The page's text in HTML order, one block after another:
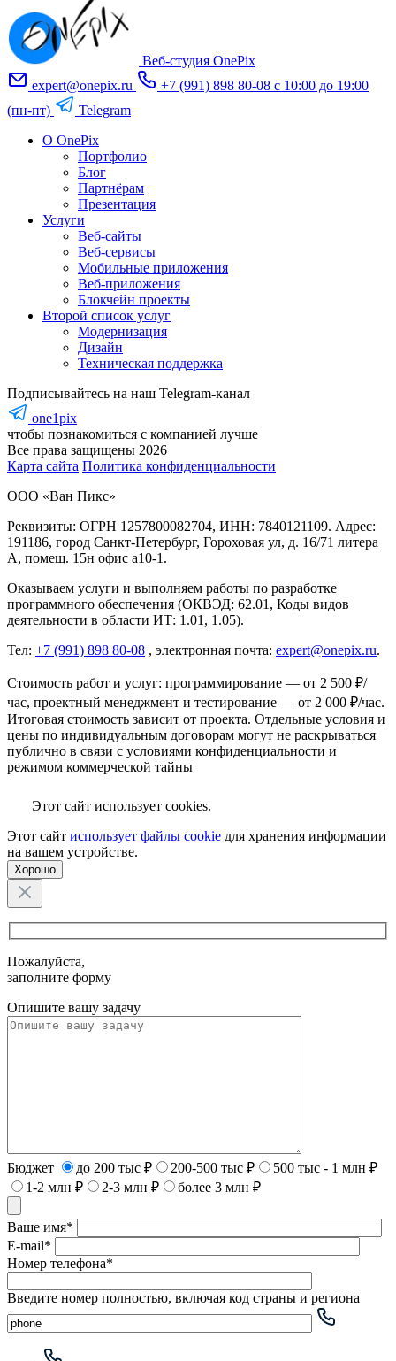
это
поле
пустым.
Веб-студия OnePix
expert@onepix.ru
+7 (991) 898 80-08 с 10:00 до 19:00
(пн-пт)
Telegram
О OnePix
Портфолио
Блог
Партнёрам
Презентация
Услуги
Веб-сайты
Веб-сервисы
Мобильные приложения
Веб-приложения
Блокчейн проекты
Второй список услуг
Модернизация
Дизайн
Техническая поддержка
Подписывайтесь на наш Telegram-канал
one1pix
чтобы познакомиться с компанией лучше
Все права защищены 2026
Карта cайта Политика конфиденциальности
ООО «Ван Пикс»
Реквизиты: ОГРН 1257800082704, ИНН: 7840121109. Адрес:
191186, город Санкт-Петербург, Гороховая ул, д. 16/71 литера
А, помещ. 15н офис а10-1.
Оказываем услуги и выполняем работы по разработке
программного обеспечения (ОКВЭД: 62.01, Коды видов
деятельности в области ИТ: 1.01, 1.05).
Тел: +7 (991) 898 80-08 , электронная почта: expert@onepix.ru.
Стоимость работ и услуг: программирование — от 2 500 ₽/
час, проектный менеджмент и тестирование — от 2 000 ₽/час.
Итоговая стоимость зависит от проекта. Отдельные условия и
цены по индивидуальным договорам могут не раскрываться
публично в связи с условиями конфиденциальности и
режимом коммерческой тайны
Этот сайт использует cookies.
Этот сайт использует файлы cookie для хранения информации
на вашем устройстве.
Хорошо
Пожалуйста,
заполните форму
Опишите вашу задачу
Бюджет до 200 тыс ₽ 200-500 тыс ₽
500 тыс - 1 млн ₽
1-2 млн ₽
2-3 млн ₽ более 3 млн ₽
Ваше имя*
E-mail*
Номер телефона*
Введите номер полностью, включая код страны и региона